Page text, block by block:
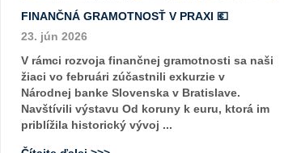
FINANČNÁ GRAMOTNOSŤ V PRAXI 💶
23. jún 2026
V rámci rozvoja finančnej gramotnosti sa naši
žiaci vo februári zúčastnili exkurzie v
Národnej banke Slovenska v Bratislave.
Navštívili výstavu Od koruny k euru, ktorá im
priblížila historický vývoj ...